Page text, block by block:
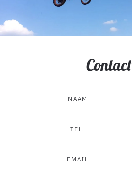
Contact
NAAM
TEL.
EMAIL